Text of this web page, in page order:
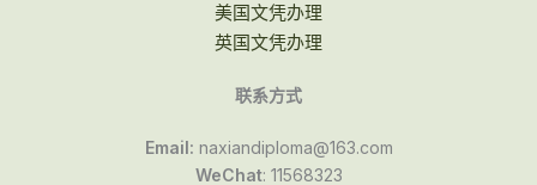
美国文凭办理
英国文凭办理
联系方式
Email: naxiandiploma@163.com
WeChat: 11568323